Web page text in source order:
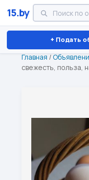
15.by
+ Подать
Минск Витебск
Главная /
свежесть, польза,